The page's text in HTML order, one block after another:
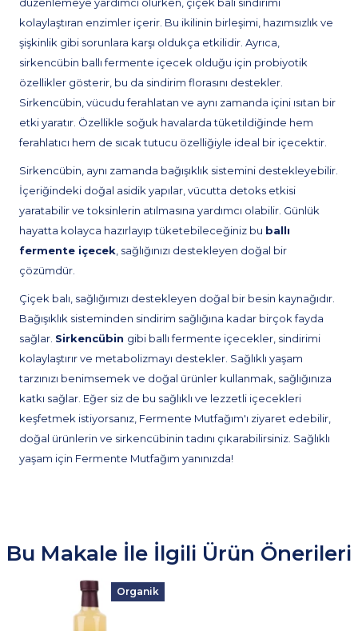
kolaylaştıran enzimler içerir. Bu ikilinin birleşimi, hazımsızlık ve
şişkinlik gibi sorunlara karşı oldukça etkilidir. Ayrıca,
sirkencübin ballı fermente içecek olduğu için probiyotik
özellikler gösterir, bu da sindirim florasını destekler.
Sirkencübin, vücudu ferahlatan ve aynı zamanda içini ısıtan bir
etki yaratır. Özellikle soğuk havalarda tüketildiğinde hem
ferahlatıcı hem de sıcak tutucu özelliğiyle ideal bir içecektir.
Sirkencübin, aynı zamanda bağışıklık sistemini destekleyebilir.
İçeriğindeki doğal asidik yapılar, vücutta detoks etkisi
yaratabilir ve toksinlerin atılmasına yardımcı olabilir. Günlük
hayatta kolayca hazırlayıp tüketebileceğiniz bu ballı
fermente içecek , sağlığınızı destekleyen doğal bir
çözümdür.
Çiçek balı, sağlığımızı destekleyen doğal bir besin kaynağıdır.
Bağışıklık sisteminden sindirim sağlığına kadar birçok fayda
sağlar. Sirkencübin gibi ballı fermente içecekler, sindirimi
kolaylaştırır ve metabolizmayı destekler. Sağlıklı yaşam
tarzınızı benimsemek ve doğal ürünler kullanmak, sağlığınıza
katkı sağlar. Eğer siz de bu sağlıklı ve lezzetli içecekleri
keşfetmek istiyorsanız, Fermente Mutfağım'ı ziyaret edebilir,
doğal ürünlerin ve sirkencübinin tadını çıkarabilirsiniz. Sağlıklı
yaşam için Fermente Mutfağım yanınızda!
Bu Makale İle İlgili Ürün Önerileri
Organik